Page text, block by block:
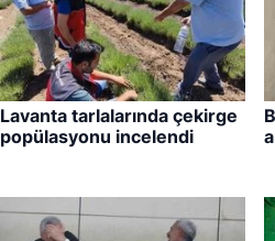
Lavanta tarlalarında çekirge
popülasyonu incelendi